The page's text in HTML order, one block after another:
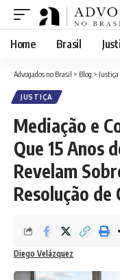
Home Brasil
Advogados no Brasil > Blog > Justiça
JUSTIÇA
Mediação e
Que 15 Anos
Revelam
Resolução
Diego Velázquez